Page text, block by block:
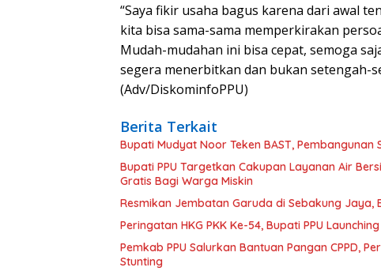
“Saya fikir usaha bagus karena dari awal
kita bisa sama-sama memperkirakan
Mudah-mudahan ini bisa cepat, semoga
segera menerbitkan dan bukan setengah-
(Adv/DiskominfoPPU)
Berita Terkait
Bupati Mudyat Noor Teken BAST, Pembangunan
Bupati PPU Targetkan Cakupan Layanan Air
Gratis Bagi Warga Miskin
Resmikan Jembatan Garuda di Sebakung Jaya,
Peringatan HKG PKK Ke-54, Bupati PPU
Pemkab PPU Salurkan Bantuan Pangan CPPD,
Stunting